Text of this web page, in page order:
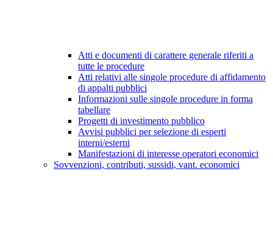
Atti e documenti di carattere generale riferiti a
tutte le procedure
Atti relativi alle singole procedure di affidamento
di appalti pubblici
Informazioni sulle singole procedure in forma
tabellare
Progetti di investimento pubblico
Avvisi pubblici per selezione di esperti
interni/esterni
Manifestazioni di interesse operatori economici
Sovvenzioni, contributi, sussidi, vant. economici